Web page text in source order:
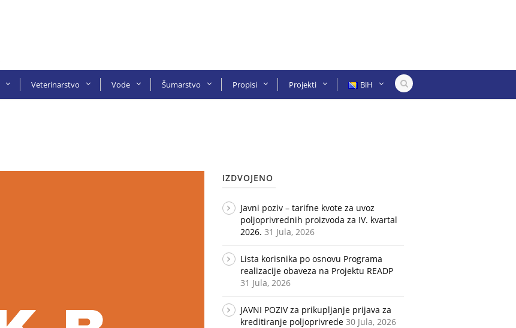
Veterinarstvo Vode Šumarstvo Propisi Projekti BiH
IZDVOJENO
Javni poziv – tarifne kvote za uvoz
poljoprivrednih proizvoda za IV. kvartal
2026. 31 Jula, 2026
Lista korisnika po osnovu Programa
realizacije obaveza na Projektu READP
31 Jula, 2026
JAVNI POZIV za prikupljanje prijava za
kreditiranje poljoprivrede 30 Jula, 2026